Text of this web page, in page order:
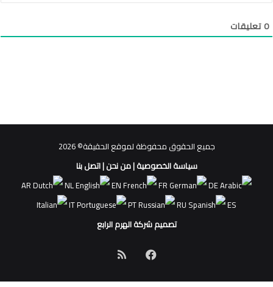
0تعليقات
جميع الحقوق محفوظة لموقع الحقيقة© 2026
سياسة الخصوصية|من نحن|اتصل بنا
AR
NL EN FR
DE
IT
PT RU
ES
تصميم شركة الهرم الرابع
فيسبوكملخص